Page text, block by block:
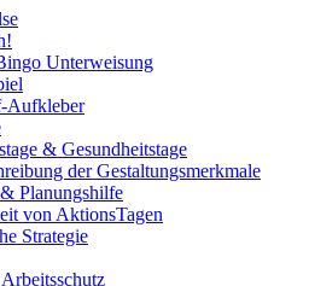
Unterweisung
Aufkleber
& Gesundheitstage
der Gestaltungsmerkmale
Planungshilfe
von AktionsTagen
Strategie